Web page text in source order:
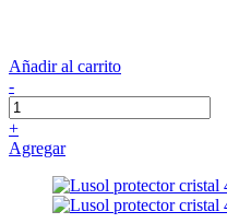
Añadir al carrito
-
+
Agregar